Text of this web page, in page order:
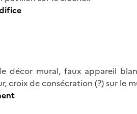
décor mural, faux appareil
croix de consécration (?) sur le